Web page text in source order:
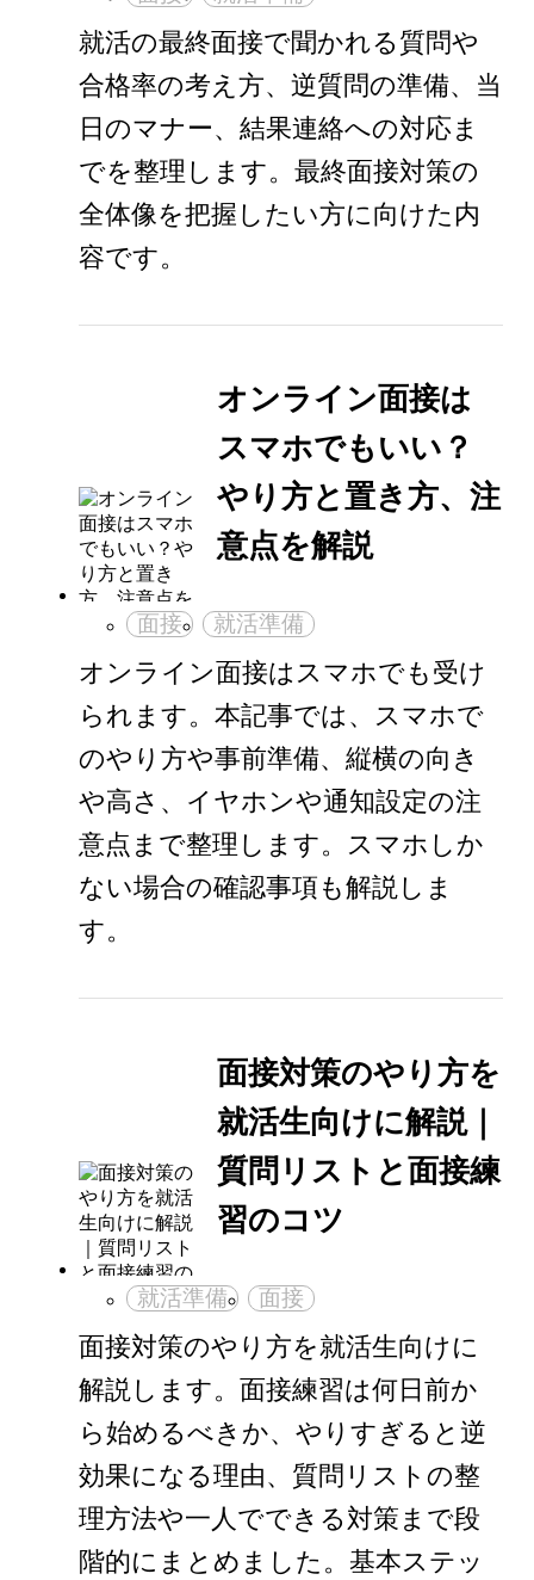
就活の最終面接で聞かれる質問や
合格率の考え方、逆質問の準備、当
日のマナー、結果連絡への対応ま
でを整理します。最終面接対策の
全体像を把握したい方に向けた内
容です。
オンライン面接は
スマホでもいい？
やり方と置き方、注
意点を解説
面接 就活準備
オンライン面接はスマホでも受け
られます。本記事では、スマホで
のやり方や事前準備、縦横の向き
や高さ、イヤホンや通知設定の注
意点まで整理します。スマホしか
ない場合の確認事項も解説しま
す。
面接対策のやり方を
就活生向けに解説｜
質問リストと面接練
習のコツ
就活準備 面接
面接対策のやり方を就活生向けに
解説します。面接練習は何日前か
ら始めるべきか、やりすぎると逆
効果になる理由、質問リストの整
理方法や一人でできる対策まで段
階的にまとめました。基本ステッ